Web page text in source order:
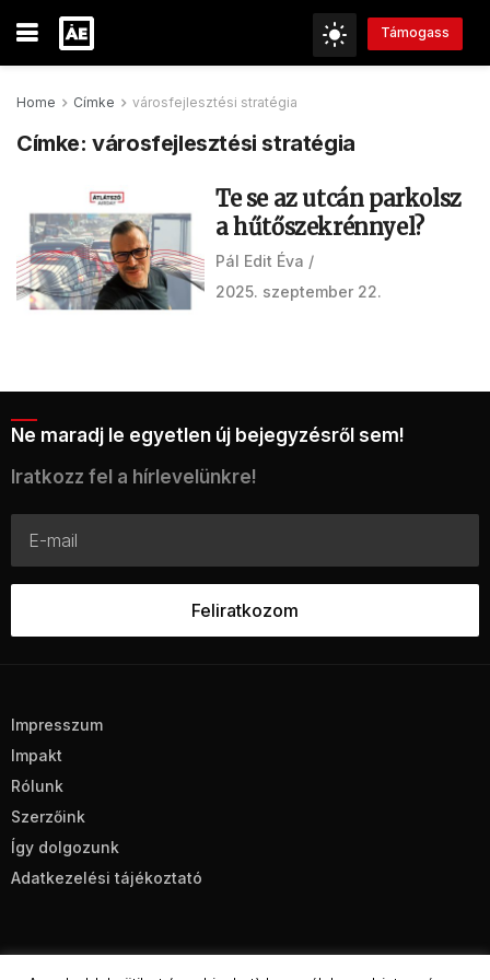
Támogass
Home Címke városfejlesztési stratégia
Címke:városfejlesztési stratégia
Te se az utcán parkolsz
a hűtőszekrénnyel?
Pál Edit Éva
2025. szeptember 22.
Ne maradj le egyetlen új bejegyzésről sem!
Iratkozz fel a hírlevelünkre!
Impresszum
Impakt
Rólunk
Szerzőink
Így dolgozunk
Adatkezelési tájékoztató